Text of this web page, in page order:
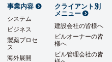
事業内容
システム
ビジネス
製薬プロセ
ス
海外展開
クライアント別
メニュー
建設会社の皆様へ
ビルオーナーの皆
様へ
ビル管理会社の皆